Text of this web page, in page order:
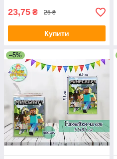
23,75 ₴ 25 ₴
Купити
–5%